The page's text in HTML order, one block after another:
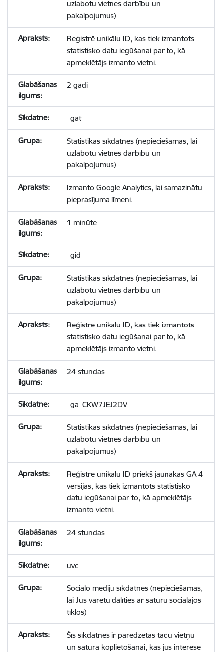
uzlabotu vietnes darbību un
pakalpojumus)
Reģistrē unikālu ID, kas tiek izmantots
statistisko datu iegūšanai par to, kā
apmeklētājs izmanto vietni.
2 gadi
_gat
Statistikas sīkdatnes (nepieciešamas, lai
uzlabotu vietnes darbību un
pakalpojumus)
Izmanto Google Analytics, lai samazinātu
pieprasījuma līmeni.
1 minūte
_gid
Statistikas sīkdatnes (nepieciešamas, lai
uzlabotu vietnes darbību un
pakalpojumus)
Reģistrē unikālu ID, kas tiek izmantots
statistisko datu iegūšanai par to, kā
apmeklētājs izmanto vietni.
24 stundas
_ga_CKW7JEJ2DV
Statistikas sīkdatnes (nepieciešamas, lai
uzlabotu vietnes darbību un
pakalpojumus)
Reģistrē unikālu ID priekš jaunākās GA 4
versijas, kas tiek izmantots statistisko
datu iegūšanai par to, kā apmeklētājs
izmanto vietni.
24 stundas
uvc
Sociālo mediju sīkdatnes (nepieciešamas,
lai Jūs varētu dalīties ar saturu sociālajos
tīklos)
Šīs sīkdatnes ir paredzētas tādu vietņu
un satura koplietošanai, kas jūs interesē